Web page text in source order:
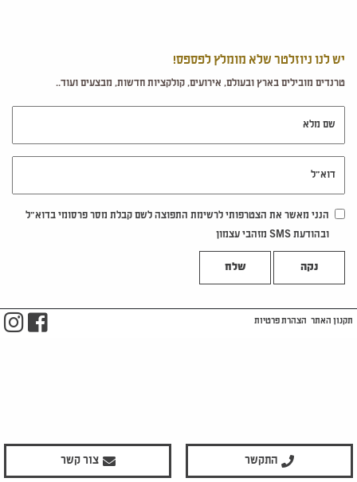
יש לנו ניוזלטר שלא מומלץ לפספס!
טרנדים מובילים בארץ ובעולם, אירועים, קולקציות חדשות, מבצעים ועוד..
הנני מאשר את הצטרפותי לרשימת התפוצה לשם קבלת מסר פרסומי בדוא"ל
ובהודעת SMS מזהבי עצמון
נקה
התקשר צור קשר
תקנון האתר הצהרת פרטיות